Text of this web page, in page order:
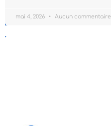
mai 4, 2026 Aucun commentaire